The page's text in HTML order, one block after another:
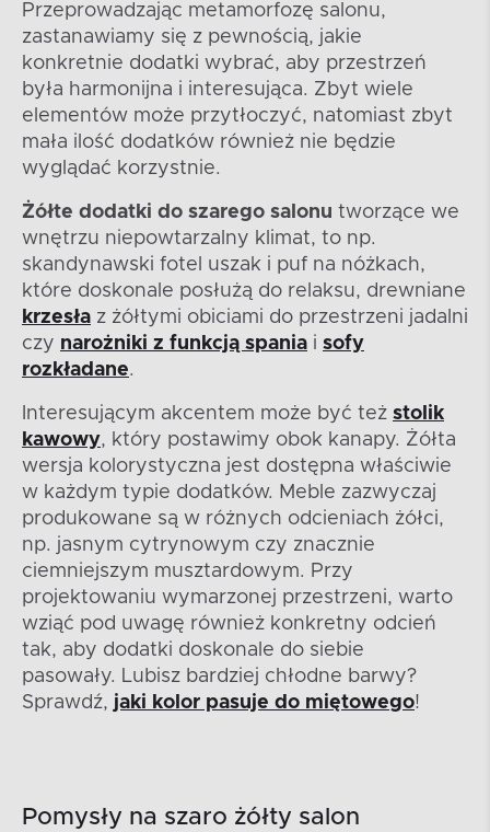
Przeprowadzając metamorfozę salonu,
zastanawiamy się z pewnością, jakie
konkretnie dodatki wybrać, aby przestrzeń
była harmonijna i interesująca. Zbyt wiele
elementów może przytłoczyć, natomiast zbyt
mała ilość dodatków również nie będzie
wyglądać korzystnie.
Żółte dodatki do szarego salonu tworzące we
wnętrzu niepowtarzalny klimat, to np.
skandynawski fotel uszak i puf na nóżkach,
które doskonale posłużą do relaksu, drewniane
krzesła z żółtymi obiciami do przestrzeni jadalni
czy narożniki z funkcją spania i sofy
rozkładane.
Interesującym akcentem może być też stolik
kawowy, który postawimy obok kanapy. Żółta
wersja kolorystyczna jest dostępna właściwie
w każdym typie dodatków. Meble zazwyczaj
produkowane są w różnych odcieniach żółci,
np. jasnym cytrynowym czy znacznie
ciemniejszym musztardowym. Przy
projektowaniu wymarzonej przestrzeni, warto
wziąć pod uwagę również konkretny odcień
tak, aby dodatki doskonale do siebie
pasowały. Lubisz bardziej chłodne barwy?
Sprawdź, jaki kolor pasuje do miętowego!
Pomysły na szaro żółty salon